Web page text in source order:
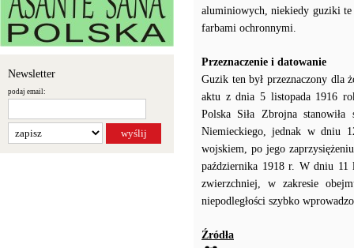
Newsletter
podaj email:
aluminiowych, niekiedy guziki te
farbami ochronnymi.
Przeznaczenie i datowanie
Guzik ten był przeznaczony dla
aktu z dnia 5 listopada 1916
Polska Siła Zbrojna stanowiła
Niemieckiego, jednak w dniu
wojskiem, po jego
października 1918 r. W dniu 11
zwierzchniej, w zakresie
niepodległości szybko
Źródła